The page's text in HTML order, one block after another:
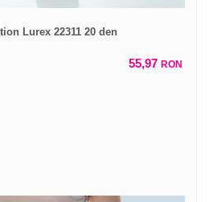
Lurex 22311 20 den
55,97 RON